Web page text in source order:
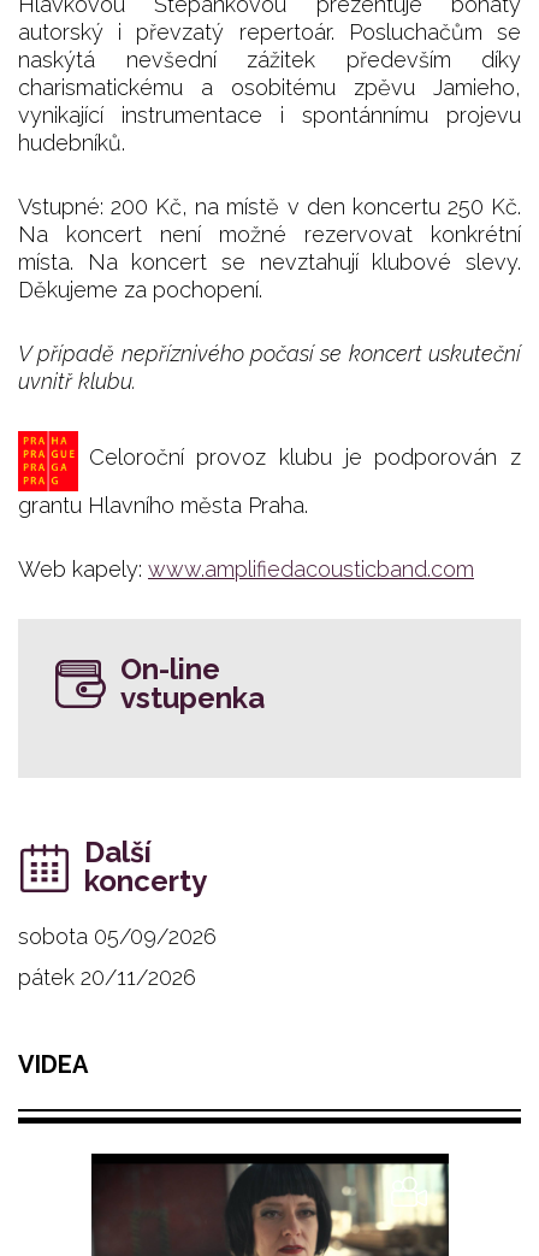
autorský i převzatý repertoár. Posluchačům se
naskýtá nevšední zážitek především díky
charismatickému a osobitému zpěvu Jamieho,
vynikající instrumentace i spontánnímu projevu
hudebníků.
Vstupné: 200 Kč, na místě v den koncertu 250 Kč.
Na koncert není možné rezervovat konkrétní
místa. Na koncert se nevztahují klubové slevy.
Děkujeme za pochopení.
V případě nepříznivého počasí se koncert uskuteční
uvnitř klubu.
Celoroční provoz klubu je podporován z
grantu Hlavního města Praha.
Web kapely: www.amplifiedacousticband.com
On-line
vstupenka
Další
koncerty
sobota 05/09/2026
pátek 20/11/2026
VIDEA